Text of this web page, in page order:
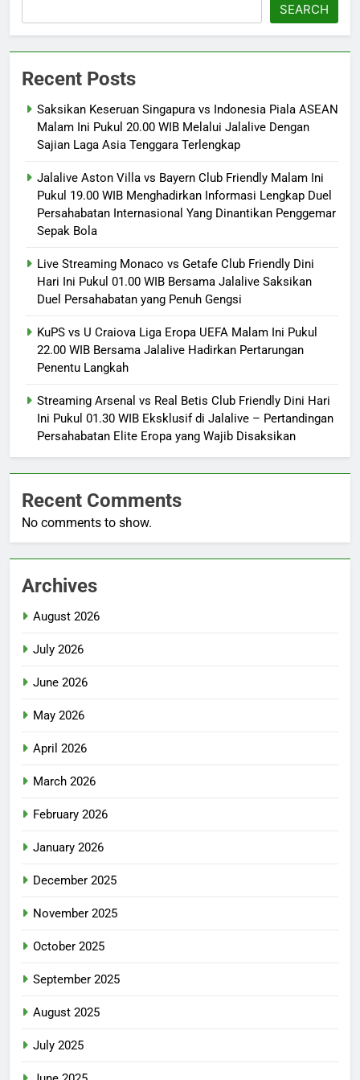
SEARCH
Recent Posts
Saksikan Keseruan Singapura vs Indonesia Piala ASEAN
Malam Ini Pukul 20.00 WIB Melalui Jalalive Dengan
Sajian Laga Asia Tenggara Terlengkap
Jalalive Aston Villa vs Bayern Club Friendly Malam Ini
Pukul 19.00 WIB Menghadirkan Informasi Lengkap Duel
Persahabatan Internasional Yang Dinantikan Penggemar
Sepak Bola
Live Streaming Monaco vs Getafe Club Friendly Dini
Hari Ini Pukul 01.00 WIB Bersama Jalalive Saksikan
Duel Persahabatan yang Penuh Gengsi
KuPS vs U Craiova Liga Eropa UEFA Malam Ini Pukul
22.00 WIB Bersama Jalalive Hadirkan Pertarungan
Penentu Langkah
Streaming Arsenal vs Real Betis Club Friendly Dini Hari
Ini Pukul 01.30 WIB Eksklusif di Jalalive – Pertandingan
Persahabatan Elite Eropa yang Wajib Disaksikan
Recent Comments
No comments to show.
Archives
August 2026
July 2026
June 2026
May 2026
April 2026
March 2026
February 2026
January 2026
December 2025
November 2025
October 2025
September 2025
August 2025
July 2025